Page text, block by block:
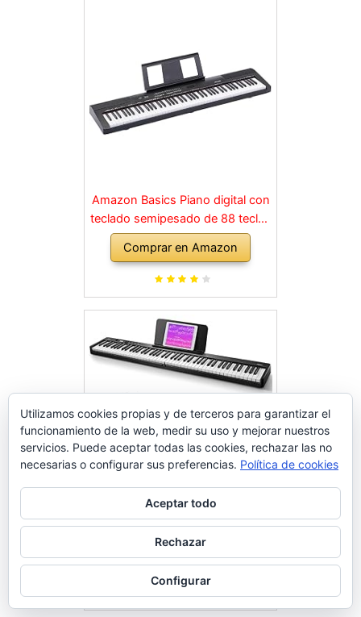
Amazon Basics Piano digital con
teclado semipesado de 88 teclas
con pedal de resonancia, fuente
de alimentación, 2 altavoces y
modo de formación, Negro
Comprar en Amazon
Eastar Piano electrónico plegable
de 88 Teclas, Teclado
Semipesado de Tamaño
Completo para Principiantes,
Teclado de Piano Digital
Bluetooth con Bolsa de Piano,
Comprar en Amazon
Utilizamos cookies propias y de terceros para garantizar el
funcionamiento de la web, medir su uso y mejorar nuestros
servicios. Puede aceptar todas las cookies, rechazar las no
necesarias o configurar sus preferencias. Política de cookies
Aceptar todo
Rechazar
Configurar